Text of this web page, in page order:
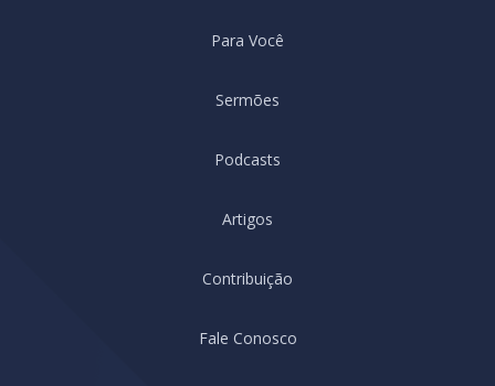
Para Você
Sermões
Podcasts
Artigos
Contribuição
Fale Conosco